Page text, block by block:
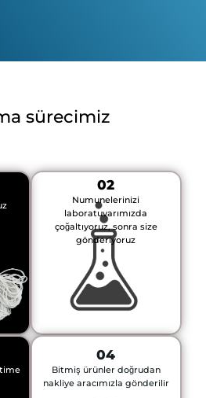
sürecimiz
02
Numunelerinizi
laboratuvarımızda
çoğaltıyoruz, sonra size
gönderiyoruz
04
Bitmiş ürünler doğrudan
nakliye aracımızla gönderilir